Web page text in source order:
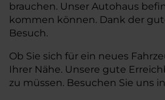
brauchen. Unser Autohaus
kommen können. Dank der
Besuch.
Ob Sie sich für ein neues
Ihrer Nähe. Unsere gute
zu müssen. Besuchen Sie uns